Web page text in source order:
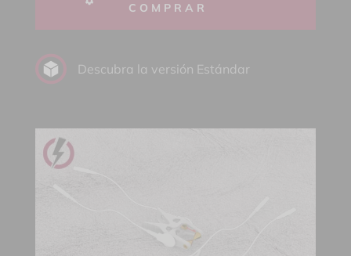
COMPRAR
Descubra la versión Estándar